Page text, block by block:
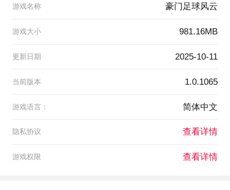
游戏名称 豪门足球风云
游戏大小 981.16MB
更新日期 2025-10-11
当前版本 1.0.1065
游戏语言： 简体中文
隐私协议 查看详情
游戏权限 查看详情